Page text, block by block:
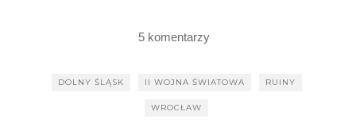
5 komentarzy
DOLNY ŚLĄSK II WOJNA ŚWIATOWA RUINY
WROCŁAW